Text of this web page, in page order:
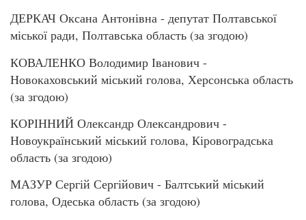
ДЕРКАЧ Оксана Антонівна - депутат Полтавської
міської ради, Полтавська область (за згодою)
КОВАЛЕНКО Володимир Іванович -
Новокаховський міський голова, Херсонська область
(за згодою)
КОРІННИЙ Олександр Олександрович -
Новоукраїнський міський голова, Кіровоградська
область (за згодою)
МАЗУР Сергій Сергійович - Балтський міський
голова, Одеська область (за згодою)